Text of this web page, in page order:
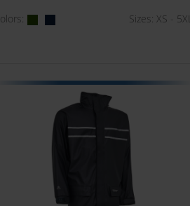
Sizes: XS - 5XL